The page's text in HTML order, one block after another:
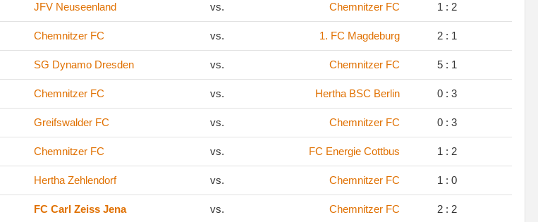
JFV Neuseenland vs. Chemnitzer FC 1 : 2
Chemnitzer FC vs. 1. FC Magdeburg 2 : 1
SG Dynamo Dresden vs. Chemnitzer FC 5 : 1
Chemnitzer FC vs. Hertha BSC Berlin 0 : 3
Greifswalder FC vs. Chemnitzer FC 0 : 3
Chemnitzer FC vs. FC Energie Cottbus 1 : 2
Hertha Zehlendorf vs. Chemnitzer FC 1 : 0
FC Carl Zeiss Jena vs. Chemnitzer FC 2 : 2